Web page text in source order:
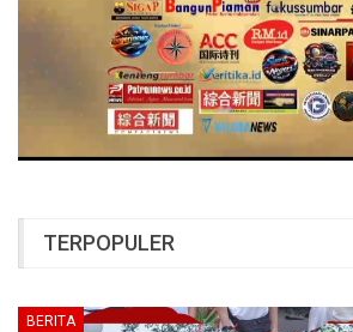
TERPOPULER
BERITA